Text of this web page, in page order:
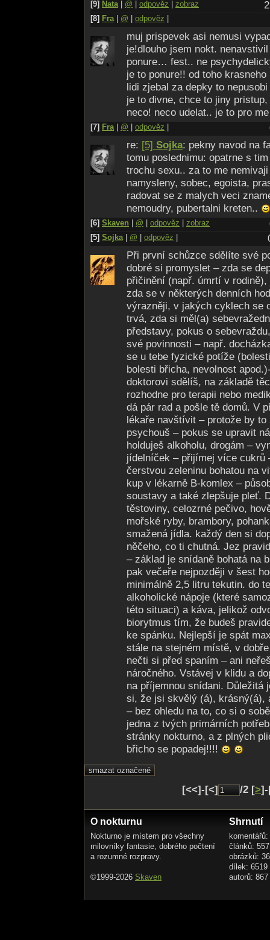
[9] Nata | @ | odpověz | zobraz
[8] Fra | @ | odpověz |
muj prispevek asi nemusi
je!dlouho jsem nokt.
ponure… fest.. ne
je to ponure!! od toho
lidi zjebal za depky to
je to divne, chce to jiny
neco! neco udelat.. je to pro
[7] Fra | @ | odpověz |
re: [5] Sojka: pekny navod na
tomu poslednimu: opatrne s
trochu sexu.. za to me
namysleny, sobec, egoista,
radovat se z malych veci
nemoudry, pubertalni kreten..
[6] Skaven | @ | odpověz | zobraz
[5] Sojka | @ | odpověz |
Při první schůzce sdělíte své
dobré si promyslet – zda se
přičinění (např. úmrtí v
zda se v některých denních
výrazněji, v jakých cyklech se
trvá, zda si měl(a)
představy, pokus o
své povinnosti – např.
se u tebe fyzické potíže
bolesti břicha, nevolnost
doktorovi sdělíš, na základě
rozhodne pro terapii nebo
dá pár rad a pošle tě domů. V
lékaře navštívit – protože by to
psychouš – pokus se upravit
holduješ alkoholu, drogám –
jídelníček – přijímej více cukrů
čerstvou zeleninu bohatou na
kup v lékarně B-komlex –
soustavy a také zlepšuje pleť.
těstoviny, celozrné pečivo,
mořské ryby, brambory,
smažená jídla. každý den si
něčeho, co ti chutná. Jez
– základ je snídaně bohatá na
pak večeře nejpozději v šest
minimálně 2,5 litru tekutin. do
alkoholické nápoje (které
této situaci) a káva, jelikož
biorytmus tím, že budeš
ke spánku. Nejlepší je spát
stále na stejném místě, v
nečti si před spaním – ani
náročného. Vstávej v klidu a
na příjemnou snídani. Důležitá
si, že jsi skvělý (á), krásný(á),
– bez ohledu na to, co si o
jedna z tvých primárních
stránky nokturno, a z plných
břicho se popadej!!!!
[<<]-[<] /2 [>
O nokturnu
Nokturno je místem pro všechny
milovníky fantasie, dobrého počtení
a rozumné rozpravy.
©1999-2026 Skaven
Shrnutí
komentářů:
článků: 557
obrázků:
dílek: 6519
autorů: 867